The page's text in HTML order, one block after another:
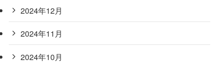
2024年12月
2024年11月
2024年10月